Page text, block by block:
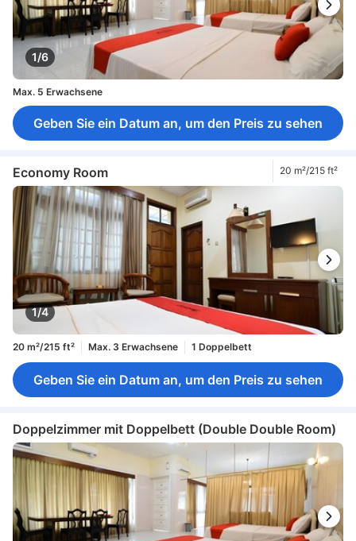
1/6
Max. 5 Erwachsene
Geben Sie ein Datum an, um den Preis zu sehen
Economy Room 20 m²/215 ft²
1/4
20 m²/215 ft² Max. 3 Erwachsene 1 Doppelbett
Geben Sie ein Datum an, um den Preis zu sehen
Doppelzimmer mit Doppelbett (Double Double Room)